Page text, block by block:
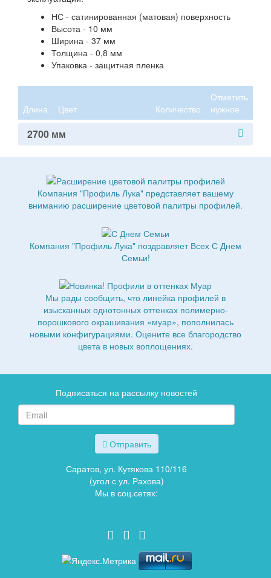
НС - сатинированная (матовая) поверхность
Высота - 10 мм
Ширина - 37 мм
Толщина - 0,8 мм
Упаковка - защитная пленка
Длина Цвет Количество
Отметить
нужное
2700 мм
Компания "Профиль Лука" представляет вашему
вниманию расширение цветовой палитры профилей.
Компания "Профиль Лука" поздравляет Всех С Днем
Семьи!
Мы рады сообщить, что линейка профилей в
изысканных однотонных оттенках полимерно-
порошкового окрашивания «муар», пополнилась
новыми конфигурациями. Оцените все благородство
цвета в новых воплощениях.
Подписаться на рассылку новостей
Отправить
Саратов, ул. Кутякова 110/116
(угол с ул. Рахова)
Мы в соц.сетях: